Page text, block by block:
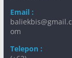
Email :
baliekbis@gmail.c
om
Telepon :